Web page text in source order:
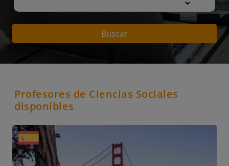
Buscar
Profesores de Ciencias Sociales
disponibles